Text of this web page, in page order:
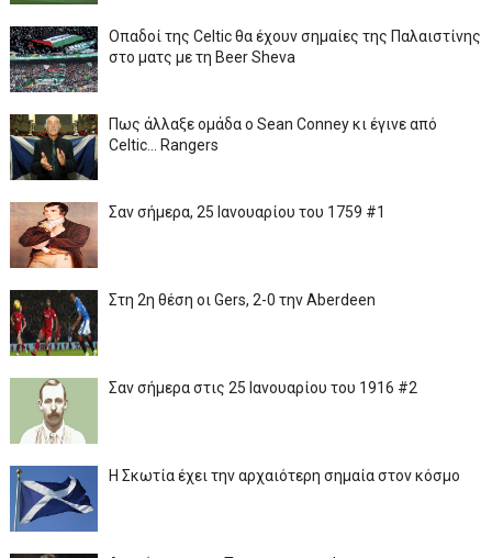
Οπαδοί της Celtic θα έχουν σημαίες της Παλαιστίνης
στο ματς με τη Beer Sheva
Πως άλλαξε ομάδα ο Sean Conney κι έγινε από
Celtic... Rangers
Σαν σήμερα, 25 Ιανουαρίου του 1759 #1
Στη 2η θέση οι Gers, 2-0 την Aberdeen
Σαν σήμερα στις 25 Ιανουαρίου του 1916 #2
Η Σκωτία έχει την αρχαιότερη σημαία στον κόσμο